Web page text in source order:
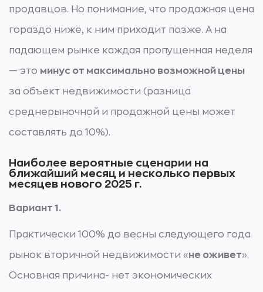
продавцов. Но понимание, что продажная цена
гораздо ниже, к ним приходит позже. А на
падающем рынке каждая пропущенная неделя
— это минус от максимально возможной цены
за объект недвижимости (разница
среднерыночной и продажной цены может
составлять до 10%).
Наиболее вероятные сценарии на
ближайший месяц и несколько первых
месяцев нового 2025 г.
Вариант 1.
Практически 100% до весны следующего года
рынок вторичной недвижимости «не оживет».
Основная причина- нет экономических